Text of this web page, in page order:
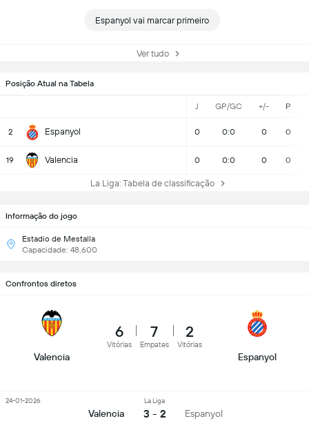
Espanyol vai marcar primeiro
Ver tudo
Posição Atual na Tabela
J GP/GC +/- P
2 Espanyol 0 0:0 0 0
19 Valencia 0 0:0 0 0
La Liga: Tabela de classificação
Informação do jogo
Estadio de Mestalla
Capacidade: 48,600
Confrontos diretos
Valencia
6
Vitórias
7
Empates
2
Vitórias
Espanyol
Valencia
La Liga
3 - 2 Espanyol
24-01-2026